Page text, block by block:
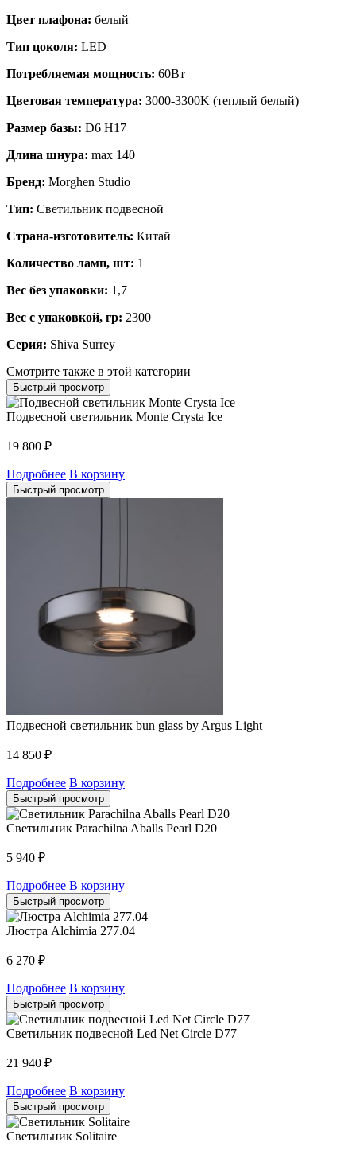
Цвет плафона: белый
Тип цоколя: LED
Потребляемая мощность: 60Вт
Цветовая температура: 3000-3300K (теплый белый)
Размер базы: D6 H17
Длина шнура: max 140
Бренд: Morghen Studio
Тип: Светильник подвесной
Страна-изготовитель: Китай
Количество ламп, шт: 1
Вес без упаковки: 1,7
Вес с упаковкой, гр: 2300
Серия: Shiva Surrey
Смотрите также в этой категории
Быстрый просмотр
Подвесной светильник Monte Crysta Ice
19 800 ₽
Подробнее В корзину
Быстрый просмотр
Подвесной светильник bun glass by Argus Light
14 850 ₽
Подробнее В корзину
Быстрый просмотр
Светильник Parachilna Aballs Pearl D20
5 940 ₽
Подробнее В корзину
Быстрый просмотр
Люстра Alchimia 277.04
6 270 ₽
Подробнее В корзину
Быстрый просмотр
Светильник подвесной Led Net Circle D77
21 940 ₽
Подробнее В корзину
Быстрый просмотр
Светильник Solitaire